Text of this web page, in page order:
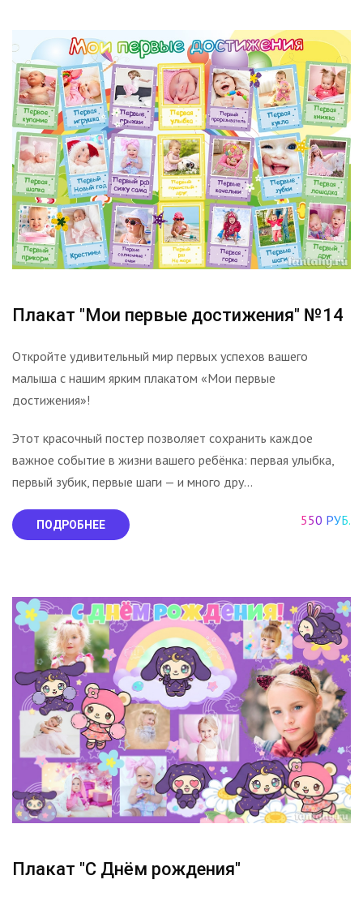
Плакат "Мои первые достижения" №14
Откройте удивительный мир первых успехов вашего
малыша с нашим ярким плакатом «Мои первые
достижения»!
Этот красочный постер позволяет сохранить каждое
важное событие в жизни вашего ребёнка: первая улыбка,
первый зубик, первые шаги — и много дру...
ПОДРОБНЕЕ 550 РУБ.
Плакат "С Днём рождения"